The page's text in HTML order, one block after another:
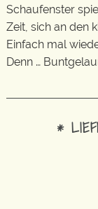
Schaufenster
Zeit, sich an den
Einfach mal
Denn …
*